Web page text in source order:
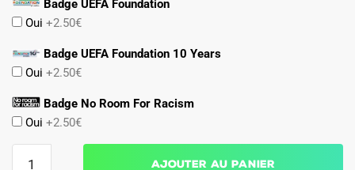
Badge UEFA Foundation
Oui +2.50€
Badge UEFA Foundation 10 Years
Oui +2.50€
Badge No Room For Racism
Oui +2.50€
Ajouter au panier